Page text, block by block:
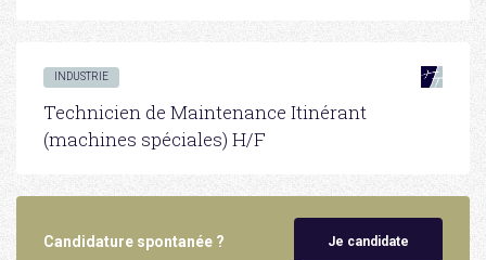
INDUSTRIE
Technicien de Maintenance Itinérant
(machines spéciales) H/F
Candidature spontanée ? Je candidate